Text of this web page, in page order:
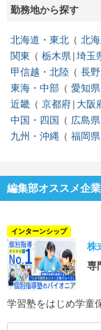
勤務地から探す
北海道・東北 北
関東
栃木県 埼玉
甲信越・北陸
長
東海・中部
愛知県
近畿
京都府 大阪
中国・四国
広島県
九州・沖縄
福岡県
編集部オススメ企業
インターンシップ
株
専
学習塾をはじめ学童